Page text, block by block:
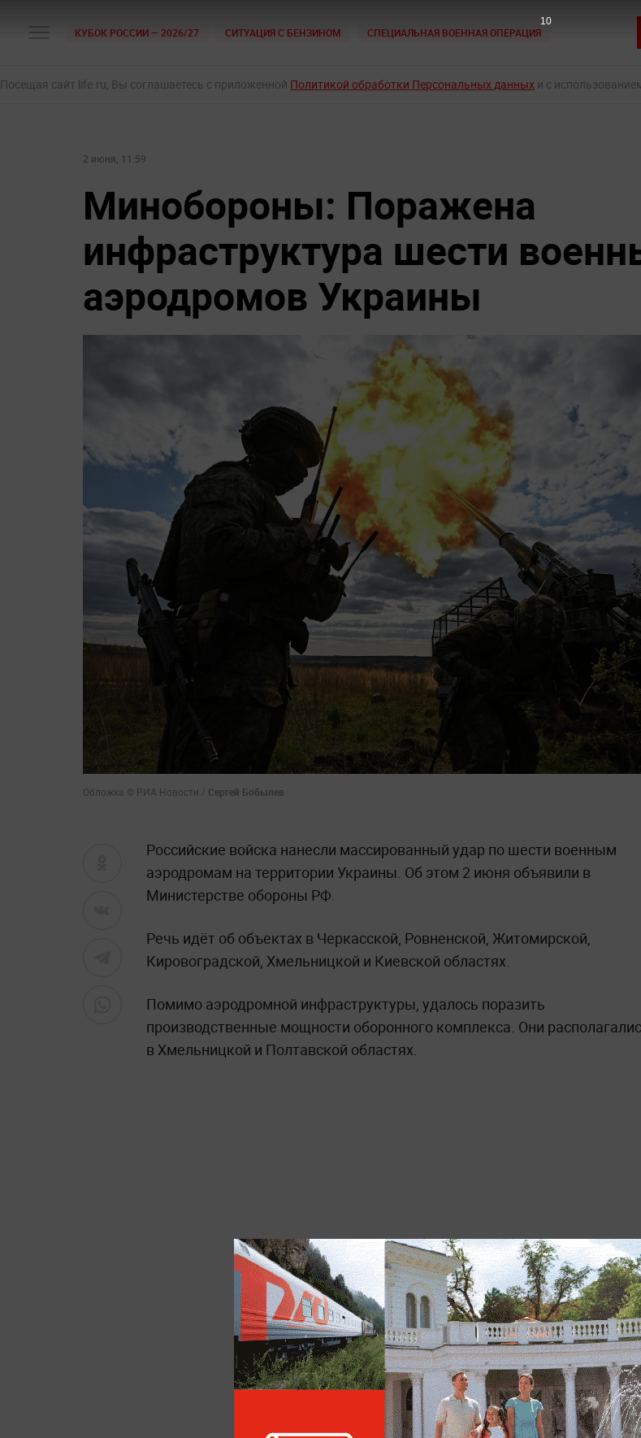
КУБОК РОССИИ — 2026/27 СИТУАЦИЯ С БЕНЗИНОМ СПЕЦИАЛЬНАЯ ВОЕННАЯ ОПЕРАЦИЯ
Посещая сайт life.ru, Вы соглашаетесь с приложенной Политикой обработки Персональных данных и с
2 июня, 11:59
Минобороны: Поражена
инфраструктура шести
аэродромов Украины
Обложка © РИА Новости / Сергей Бобылев
Российские войска нанесли массированный удар по шести военным
аэродромам на территории Украины. Об этом 2 июня объявили в
Министерстве обороны РФ.
Речь идёт об объектах в Черкасской, Ровненской, Житомирской,
Кировоградской, Хмельницкой и Киевской областях.
Помимо аэродромной инфраструктуры, удалось поразить
производственные мощности оборонного комплекса. Они
в Хмельницкой и Полтавской областях.
9